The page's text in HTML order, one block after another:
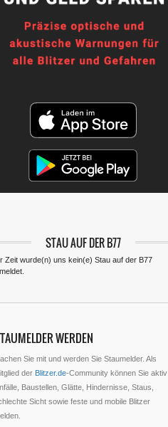
STAU AUF DER B77
Zeit wurde(n) uns kein(e) Stau auf der B77
WERDEN
Sie mit und werden Sie Staumelder. Als
der Blitzer.de-Community können Sie aktiv
Baustellen, Glätte, Hindernisse, Staus,
Sicht sowie feste und mobile Blitzer